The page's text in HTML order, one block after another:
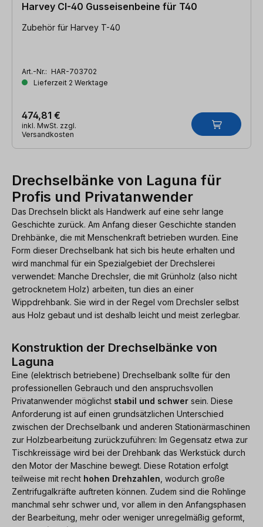
Harvey CI-40 Gusseisenbeine für T40
Zubehör für Harvey T-40
Art.-Nr.: HAR-703702
Lieferzeit 2 Werktage
474,81 €
inkl. MwSt. zzgl.
Versandkosten
Drechselbänke von Laguna für
Profis und Privatanwender
Das Drechseln blickt als Handwerk auf eine sehr lange
Geschichte zurück. Am Anfang dieser Geschichte standen
Drehbänke, die mit Menschenkraft betrieben wurden. Eine
Form dieser Drechselbank hat sich bis heute erhalten und
wird manchmal für ein Spezialgebiet der Drechslerei
verwendet: Manche Drechsler, die mit Grünholz (also nicht
getrocknetem Holz) arbeiten, tun dies an einer
Wippdrehbank. Sie wird in der Regel vom Drechsler selbst
aus Holz gebaut und ist deshalb leicht und meist zerlegbar.
Konstruktion der Drechselbänke von
Laguna
Eine (elektrisch betriebene) Drechselbank sollte für den
professionellen Gebrauch und den anspruchsvollen
Privatanwender möglichst stabil und schwer sein. Diese
Anforderung ist auf einen grundsätzlichen Unterschied
zwischen der Drechselbank und anderen Stationärmaschinen
zur Holzbearbeitung zurückzuführen: Im Gegensatz etwa zur
Tischkreissäge wird bei der Drehbank das Werkstück durch
den Motor der Maschine bewegt. Diese Rotation erfolgt
teilweise mit recht hohen Drehzahlen , wodurch große
Zentrifugalkräfte auftreten können. Zudem sind die Rohlinge
manchmal sehr schwer und, vor allem in den Anfangsphasen
der Bearbeitung, mehr oder weniger unregelmäßig geformt,